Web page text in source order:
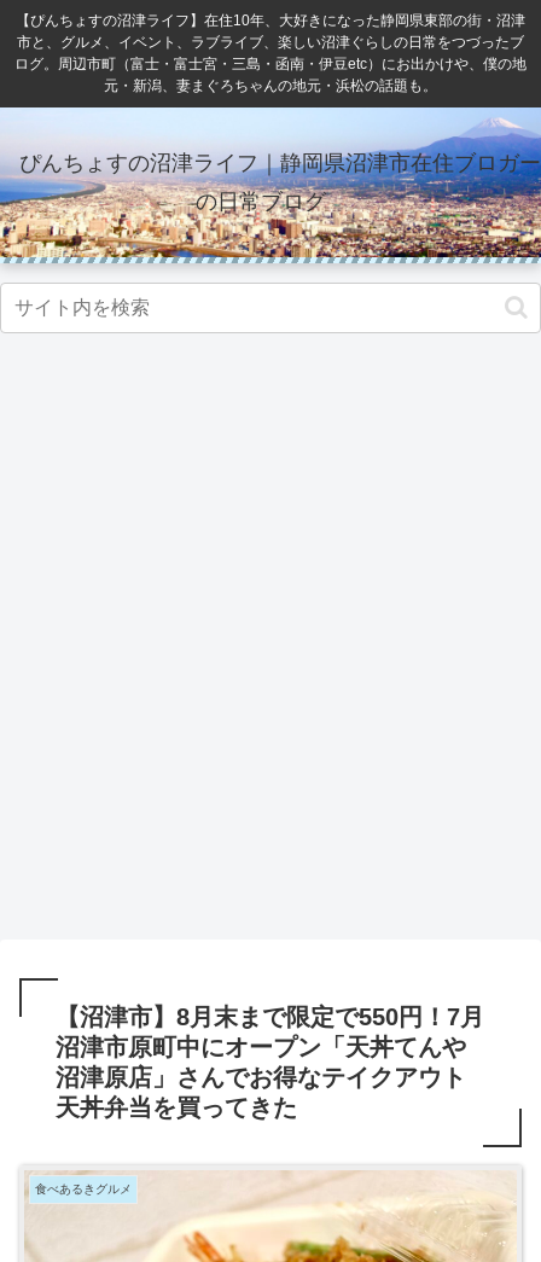
【ぴんちょすの沼津ライフ】在住10年、大好きになった静岡県東部の街・沼津
市と、グルメ、イベント、ラブライブ、楽しい沼津ぐらしの日常をつづったブ
ログ。周辺市町（富士・富士宮・三島・函南・伊豆etc）にお出かけや、僕の地
元・新潟、妻まぐろちゃんの地元・浜松の話題も。
ぴんちょすの沼津ライフ｜静岡県沼津市在住ブロガー
の日常ブログ
【沼津市】8月末まで限定で550円！7月
沼津市原町中にオープン「天丼てんや
沼津原店」さんでお得なテイクアウト
天丼弁当を買ってきた
食べあるきグルメ